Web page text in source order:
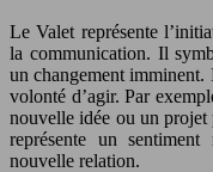
Le Valet représente
la communication. Il
un changement imminent.
volonté d’agir. Par
nouvelle idée ou un projet
représente un
nouvelle relation.